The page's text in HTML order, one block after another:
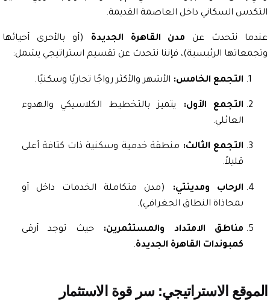
السكاني داخل العاصمة القديمة.
نتحدث عن مدن القاهرة الجديدة(أو بالأحرى أحيائها
الرئيسية)، فإننا نتحدث عن تقسيم استراتيجي يشمل:
التجمع الخامس:الأشهر والأكثر رواجًا تجاريًا وسكنيًا.
التجمع الأول:يتميز بالتخطيط الكلاسيكي والهدوء
العائلي.
التجمع الثالث:منطقة خدمية وسكنية ذات كثافة أعلى
قليلاً.
الرحاب ومدينتي:(مدن متكاملة الخدمات داخل أو
بمحاذاة النطاق الجغرافي).
مناطق الامتداد والمستثمرين:حيث توجد أرقى
كمبوندات القاهرة الجديدة.
الاستراتيجي: سر قوة الاستثمار